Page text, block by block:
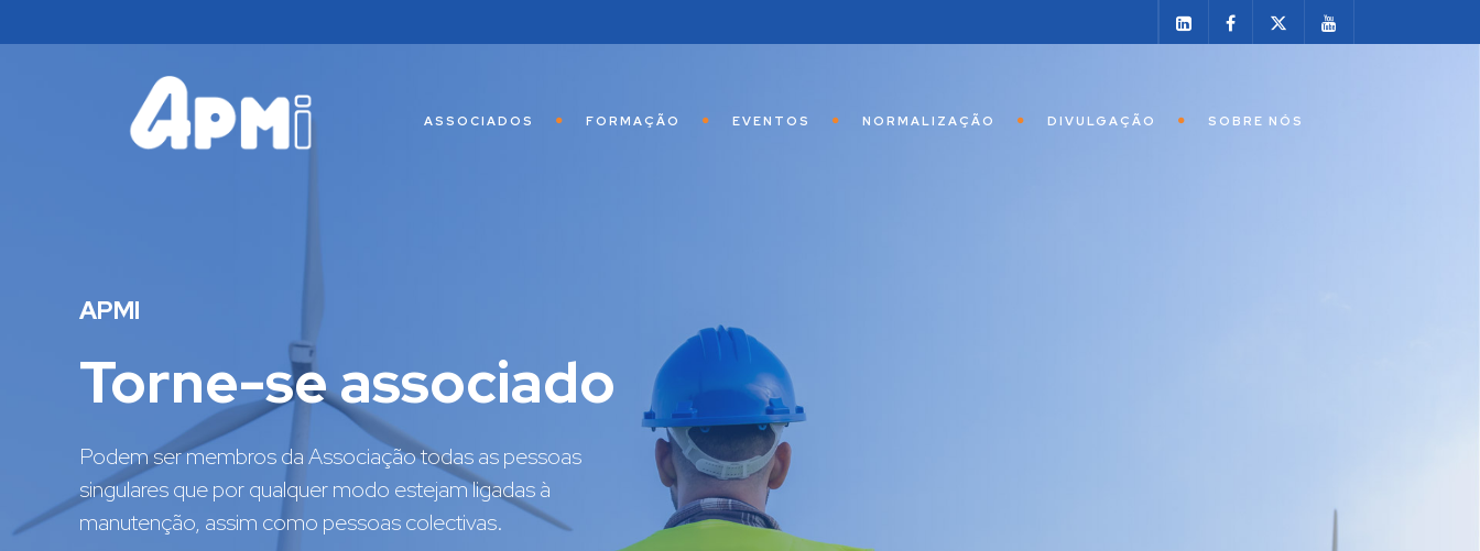
ASSOCIADOS FORMAÇÃO EVENTOS NORMALIZAÇÃO DIVULGAÇÃO SOBRE NÓS
A manutenção industrial
Formação certificada
A formação profissional é uma aposta contínua da APMI
desde a sua fundação.